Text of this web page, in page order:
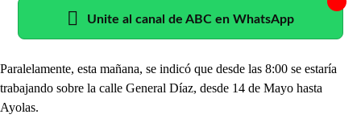
Unite al canal de ABC en WhatsApp
Paralelamente, esta mañana, se indicó que desde las 8:00 se estaría
trabajando sobre la calle General Díaz, desde 14 de Mayo hasta
Ayolas.